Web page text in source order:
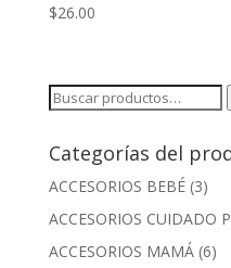
$26.00
Buscar
Categorías del
ACCESORIOS BEBÉ (3)
ACCESORIOS CUIDADO
ACCESORIOS MAMÁ (6)